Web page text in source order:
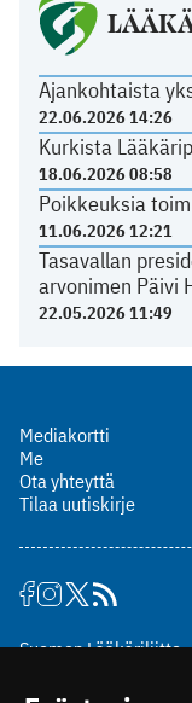
Ajankohtaista
22.06.2026 14:26
Kurkista
18.06.2026 08:58
Poikkeuksia
11.06.2026 12:21
Tasavallan
arvonimen Päivi
22.05.2026 11:49
Mediakortti
Me
Ota yhteyttä
Tilaa uutiskirje
Suomen Lääkäriliitto